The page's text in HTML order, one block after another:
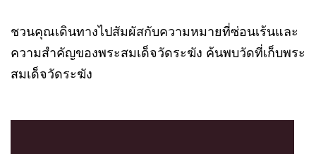
ชวนคุณเดินทางไปสัมผัสกับความหมายที่ซ่อนเร้นและ
ความสำคัญของพระสมเด็จวัดระฆัง ค้นพบวัดที่เก็บพระ
สมเด็จวัดระฆัง